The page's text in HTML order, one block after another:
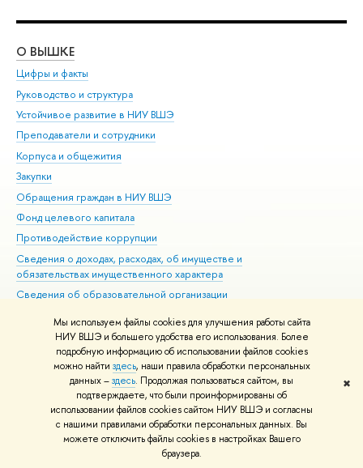
Мы используем файлы cookies для улучшения работы сайта
НИУ ВШЭ и большего удобства его использования. Более
подробную информацию об использовании файлов cookies
можно найти здесь, наши правила обработки персональных
данных –здесь. Продолжая пользоваться сайтом, вы
подтверждаете, что были проинформированы об
использовании файлов cookies сайтом НИУ ВШЭ и согласны
с нашими правилами обработки персональных данных. Вы
можете отключить файлы cookies в настройках Вашего
браузера.
✖
О ВЫШКЕ
Цифры и факты
Руководство и структура
Устойчивое развитие в НИУ ВШЭ
Преподаватели и сотрудники
Корпуса и общежития
Закупки
Обращения граждан в НИУ ВШЭ
Фонд целевого капитала
Противодействие коррупции
Сведения о доходах, расходах, об имуществе и
обязательствах имущественного характера
Сведения об образовательной организации
Людям с ограниченными возможностями здоровья
Единая платежная страница
Работа в Вышке
© НИУ ВШЭ 1993–2026 Адреса и контакты Условия использования
материалов Политика конфиденциальности Карта сайта
Шрифты HSE Sans и HSE Slab разработаны вШколе дизайна НИУ ВШЭ